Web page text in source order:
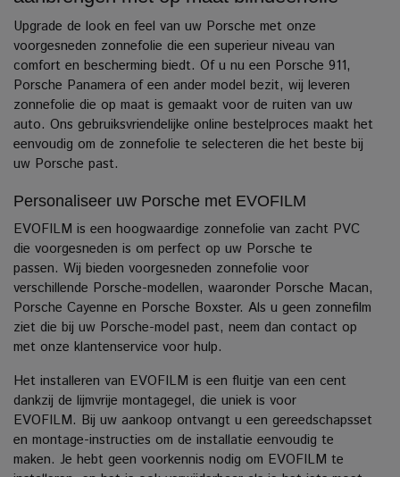
Upgrade de look en feel van uw Porsche met onze
voorgesneden zonnefolie die een superieur niveau van
comfort en bescherming biedt. Of u nu een Porsche 911,
Porsche Panamera of een ander model bezit, wij leveren
zonnefolie die op maat is gemaakt voor de ruiten van uw
auto. Ons gebruiksvriendelijke online bestelproces maakt het
eenvoudig om de zonnefolie te selecteren die het beste bij
uw Porsche past.
Personaliseer uw Porsche met EVOFILM
EVOFILM is een hoogwaardige zonnefolie van zacht PVC
die voorgesneden is om perfect op uw Porsche te
passen. Wij bieden voorgesneden zonnefolie voor
verschillende Porsche-modellen, waaronder Porsche Macan,
Porsche Cayenne en Porsche Boxster. Als u geen zonnefilm
ziet die bij uw Porsche-model past, neem dan contact op
met onze klantenservice voor hulp.
Het installeren van EVOFILM is een fluitje van een cent
dankzij de lijmvrije montagegel, die uniek is voor
EVOFILM. Bij uw aankoop ontvangt u een gereedschapsset
en montage-instructies om de installatie eenvoudig te
maken. Je hebt geen voorkennis nodig om EVOFILM te